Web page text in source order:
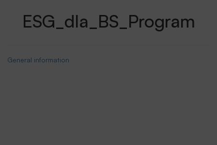
ESG_dla_BS_Program
General information